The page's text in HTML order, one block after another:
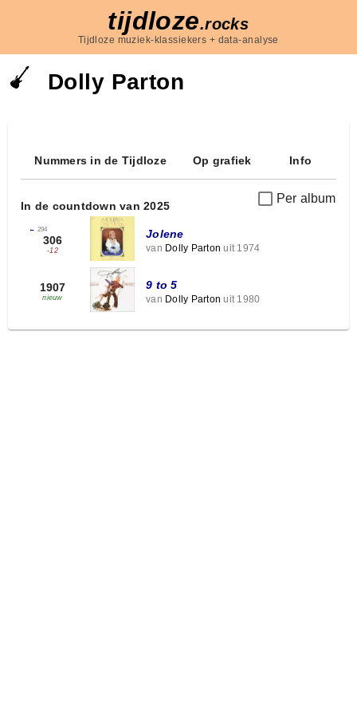
tijdloze.rocks
Tijdloze muziek-klassiekers + data-analyse
Dolly Parton
Nummers in de Tijdloze Op grafiek Info
Per album
In de countdown van 2025
← 294
306
-12
Jolene
van Dolly Parton uit 1974
1907
nieuw
9 to 5
van Dolly Parton uit 1980